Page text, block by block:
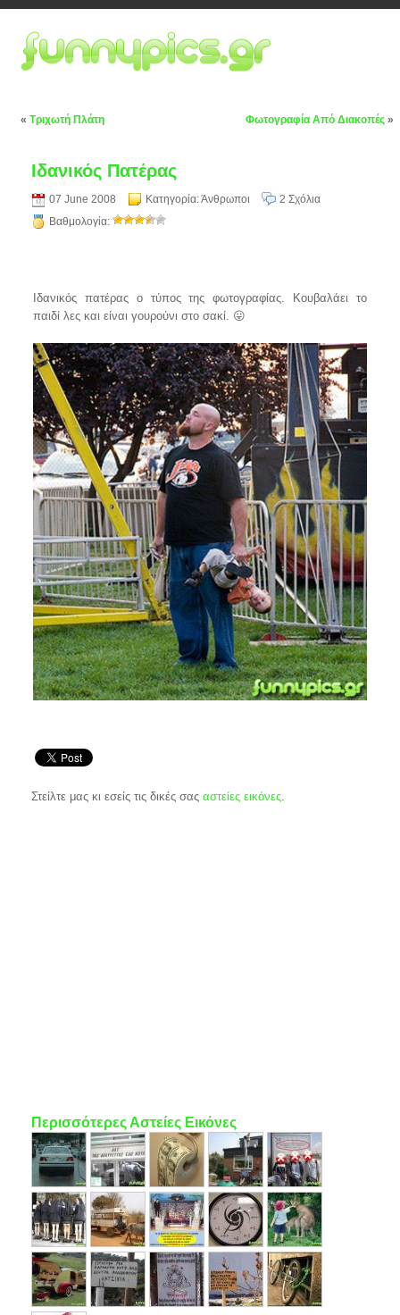
« Τριχωτή Πλάτη Φωτογραφία Από Διακοπές »
Ιδανικός Πατέρας
07 June 2008 Κατηγορία:Άνθρωποι
2 Σχόλια
Βαθμολογία:
Ιδανικός πατέρας ο τύπος της φωτογραφίας. Κουβαλάει το
παιδί λες και είναι γουρούνι στο σακί. 😛
Στείλτε μας κι εσείς τις δικές σαςαστείες εικόνες.
Περισσότερες Αστείες Εικόνες